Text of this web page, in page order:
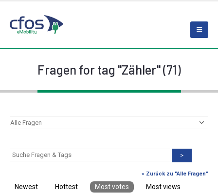
Fragen for tag "Zähler" (71)
>
« Zurück zu "Alle Fragen"
Newest Hottest Most votes Most views